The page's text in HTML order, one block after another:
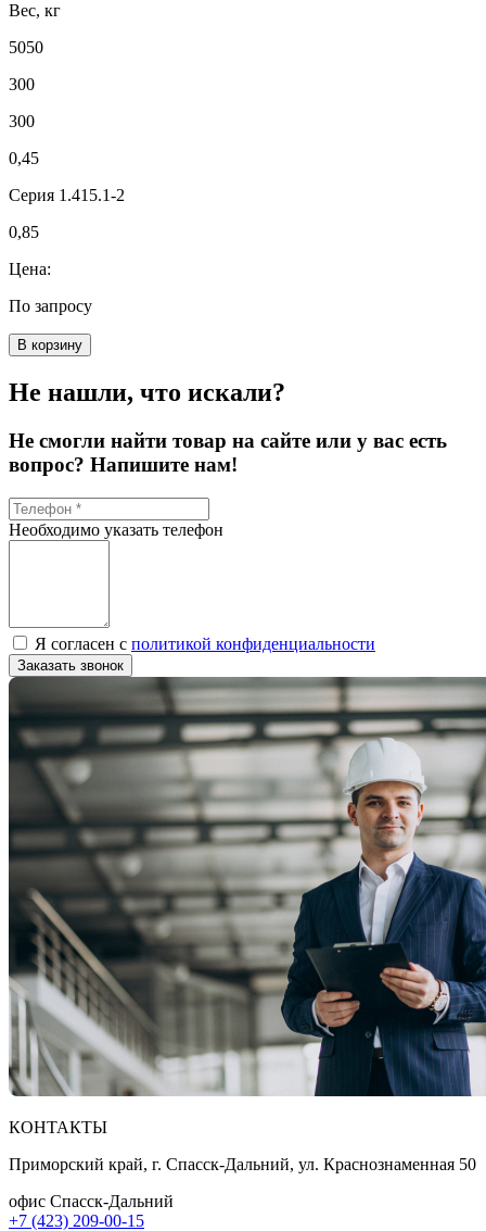
Вес, кг
5050
300
300
0,45
Серия 1.415.1-2
0,85
Цена:
По запросу
В корзину
Не нашли, что искали?
Не смогли найти товар на сайте или у вас есть
вопрос? Напишите нам!
Необходимо указать телефон
Я согласен с политикой конфиденциальности
Заказать звонок
КОНТАКТЫ
Приморский край, г. Спасск-Дальний, ул. Краснознаменная 50
офис Спасск-Дальний
+7 (423) 209-00-15